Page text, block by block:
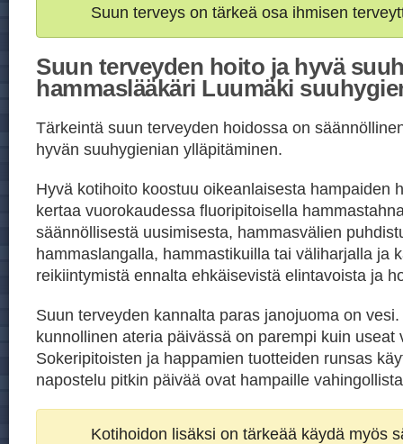
Suun terveys on tärkeä osa ihmisen
Suun terveyden hoito ja hyvä
hammaslääkäri Luumäki
Tärkeintä suun terveyden hoidossa on
hyvän suuhygienian ylläpitäminen.
Hyvä kotihoito koostuu oikeanlaisesta hampaiden
kertaa vuorokaudessa fluoripitoisella
säännöllisestä uusimisesta, hammasvälien
hammaslangalla, hammastikuilla tai väliharjalla ja
reikiintymistä ennalta ehkäisevistä elintavoista ja
Suun terveyden kannalta paras janojuoma on
kunnollinen ateria päivässä on parempi kuin useat
Sokeripitoisten ja happamien tuotteiden runsas
napostelu pitkin päivää ovat hampaille
Kotihoidon lisäksi on tärkeää käydä myös